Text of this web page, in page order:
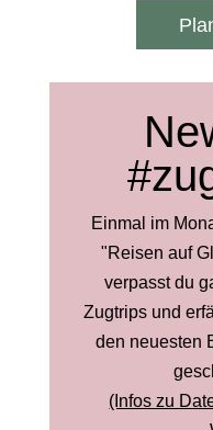
Einmal im
"Reisen auf
verpasst du
Zugtrips und
den neuesten
(Infos zu